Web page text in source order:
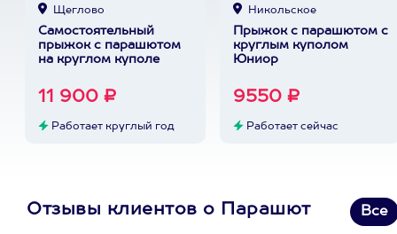
Щеглово
Самостоятельный
прыжок с парашютом
на круглом куполе
11 900 ₽
Работает круглый год
Никольское
Прыжок с парашютом с
круглым куполом
Юниор
9550 ₽
Работает сейчас
Отзывы клиентов о Парашют Все